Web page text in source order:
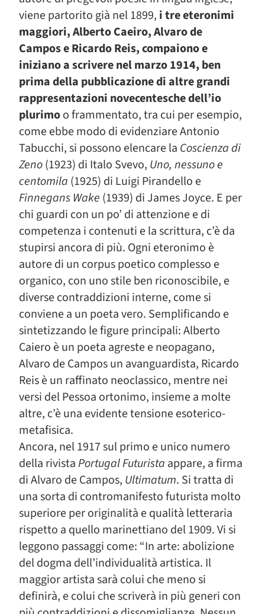
viene partorito già nel 1899, i tre eteronimi
maggiori, Alberto Caeiro, Alvaro de
Campos e Ricardo Reis, compaiono e
iniziano a scrivere nel marzo 1914, ben
prima della pubblicazione di altre grandi
rappresentazioni novecentesche dell’io
plurimoo frammentato, tra cui per esempio,
come ebbe modo di evidenziare Antonio
Tabucchi, si possono elencare la Coscienza di
Zeno(1923) di Italo Svevo, Uno, nessuno e
centomila (1925) di Luigi Pirandello e
Finnegans Wake (1939) di James Joyce. E per
chi guardi con un po’ di attenzione e di
competenza i contenuti e la scrittura, c’è da
stupirsi ancora di più. Ogni eteronimo è
autore di un corpus poetico complesso e
organico, con uno stile ben riconoscibile, e
diverse contraddizioni interne, come si
conviene a un poeta vero. Semplificando e
sintetizzando le figure principali: Alberto
Caiero è un poeta agreste e neopagano,
Alvaro de Campos un avanguardista, Ricardo
Reis è un raffinato neoclassico, mentre nei
versi del Pessoa ortonimo, insieme a molte
altre, c’è una evidente tensione esoterico-
metafisica.
Ancora, nel 1917 sul primo e unico numero
della rivistaPortugal Futurista appare, a firma
di Alvaro de Campos, Ultimatum. Si tratta di
una sorta di contromanifesto futurista molto
superiore per originalità e qualità letteraria
rispetto a quello marinettiano del 1909. Vi si
leggono passaggi come: “In arte: abolizione
del dogma dell’individualità artistica. Il
maggior artista sarà colui che meno si
definirà, e colui che scriverà in più generi con